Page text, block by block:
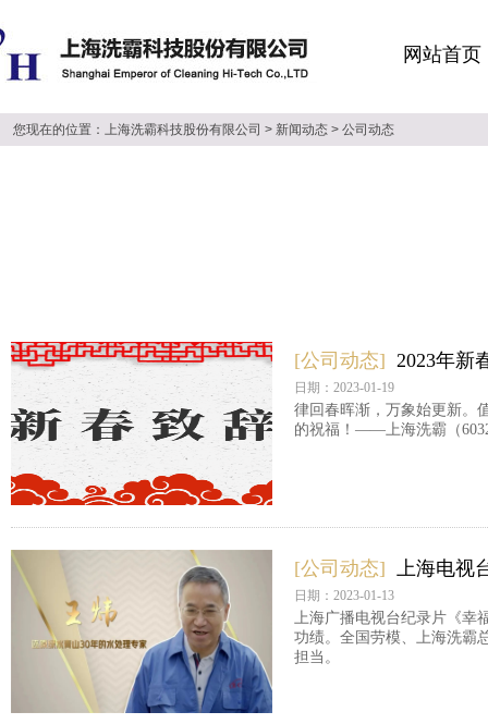
网站首页
[公司动态] 2023年新
日期：2023-01-19
律回春晖渐，万象始更新。
的祝福！——上海洗霸（
[公司动态] 上海电视
日期：2023-01-13
上海广播电视台纪录片《幸
功绩。全国劳模、上海洗霸
担当。
您现在的位置： 上海洗霸科技股份有限公司 > 新闻动态 > 公司动态